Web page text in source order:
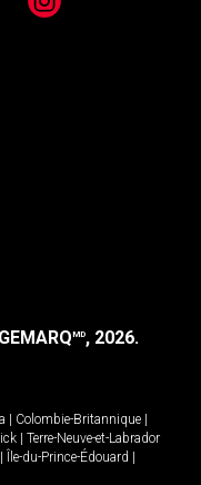
Instagram
MD, 2026.
Colombie-Britannique
Terre-Neuve-et-Labrador
Île-du-Prince-Édouard